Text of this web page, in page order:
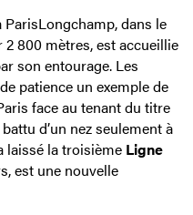
dans le
2 800 mètres, est accueillie
son entourage. Les
patience un exemple de
face au tenant du titre
d’un nez seulement à
laissé la troisième Ligne
est une nouvelle